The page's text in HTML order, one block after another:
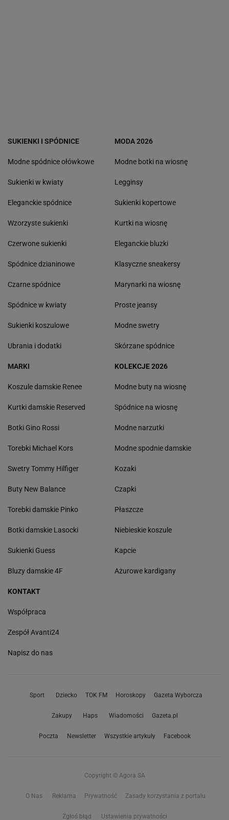
SUKIENKI I SPÓDNICE
Modne spódnice ołówkowe
Sukienki w kwiaty
Eleganckie spódnice
Wzorzyste sukienki
Czerwone sukienki
Spódnice dzianinowe
Czarne spódnice
Spódnice w kwiaty
Sukienki koszulowe
Ubrania i dodatki
MODA 2026
Modne botki na wiosnę
Legginsy
Sukienki kopertowe
Kurtki na wiosnę
Eleganckie bluzki
Klasyczne sneakersy
Marynarki na wiosnę
Proste jeansy
Modne swetry
Skórzane spódnice
MARKI
Koszule damskie Renee
Kurtki damskie Reserved
Botki Gino Rossi
Torebki Michael Kors
Swetry Tommy Hilfiger
Buty New Balance
Torebki damskie Pinko
Botki damskie Lasocki
Sukienki Guess
Bluzy damskie 4F
KOLEKCJE 2026
Modne buty na wiosnę
Spódnice na wiosnę
Modne narzutki
Modne spodnie damskie
Kozaki
Czapki
Płaszcze
Niebieskie koszule
Kapcie
Ażurowe kardigany
KONTAKT
Współpraca
Zespół Avanti24
Napisz do nas
Sport Dziecko TOK FM Horoskopy Gazeta Wyborcza
Zakupy Haps Wiadomości Gazeta.pl
Poczta Newsletter Wszystkie artykuły Facebook
Copyright © Agora SA
O Nas Reklama Prywatność Zasady korzystania z portalu
Zgłoś błąd Ustawienia prywatności